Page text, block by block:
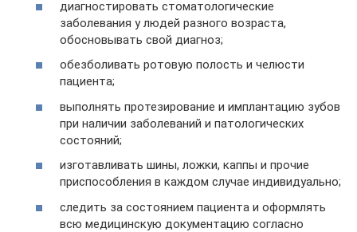
диагностировать стоматологические
заболевания у людей разного возраста,
обосновывать свой диагноз;
обезболивать ротовую полость и челюсти
пациента;
выполнять протезирование и имплантацию зубов
при наличии заболеваний и патологических
состояний;
изготавливать шины, ложки, каппы и прочие
приспособления в каждом случае индивидуально;
следить за состоянием пациента и оформлять
всю медицинскую документацию согласно